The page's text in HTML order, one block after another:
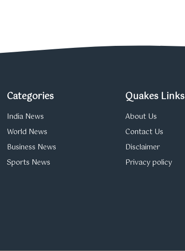
Categories
India News
World News
Business News
Sports News
Quakes Links
About Us
Contact Us
Disclaimer
Privacy policy